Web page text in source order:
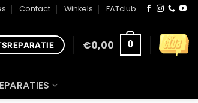
Contact Winkels FATclub
€0,00 0